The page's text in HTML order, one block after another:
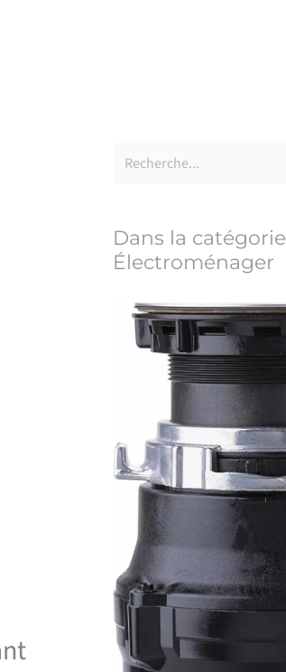
Dans la catégorie
Électroménager